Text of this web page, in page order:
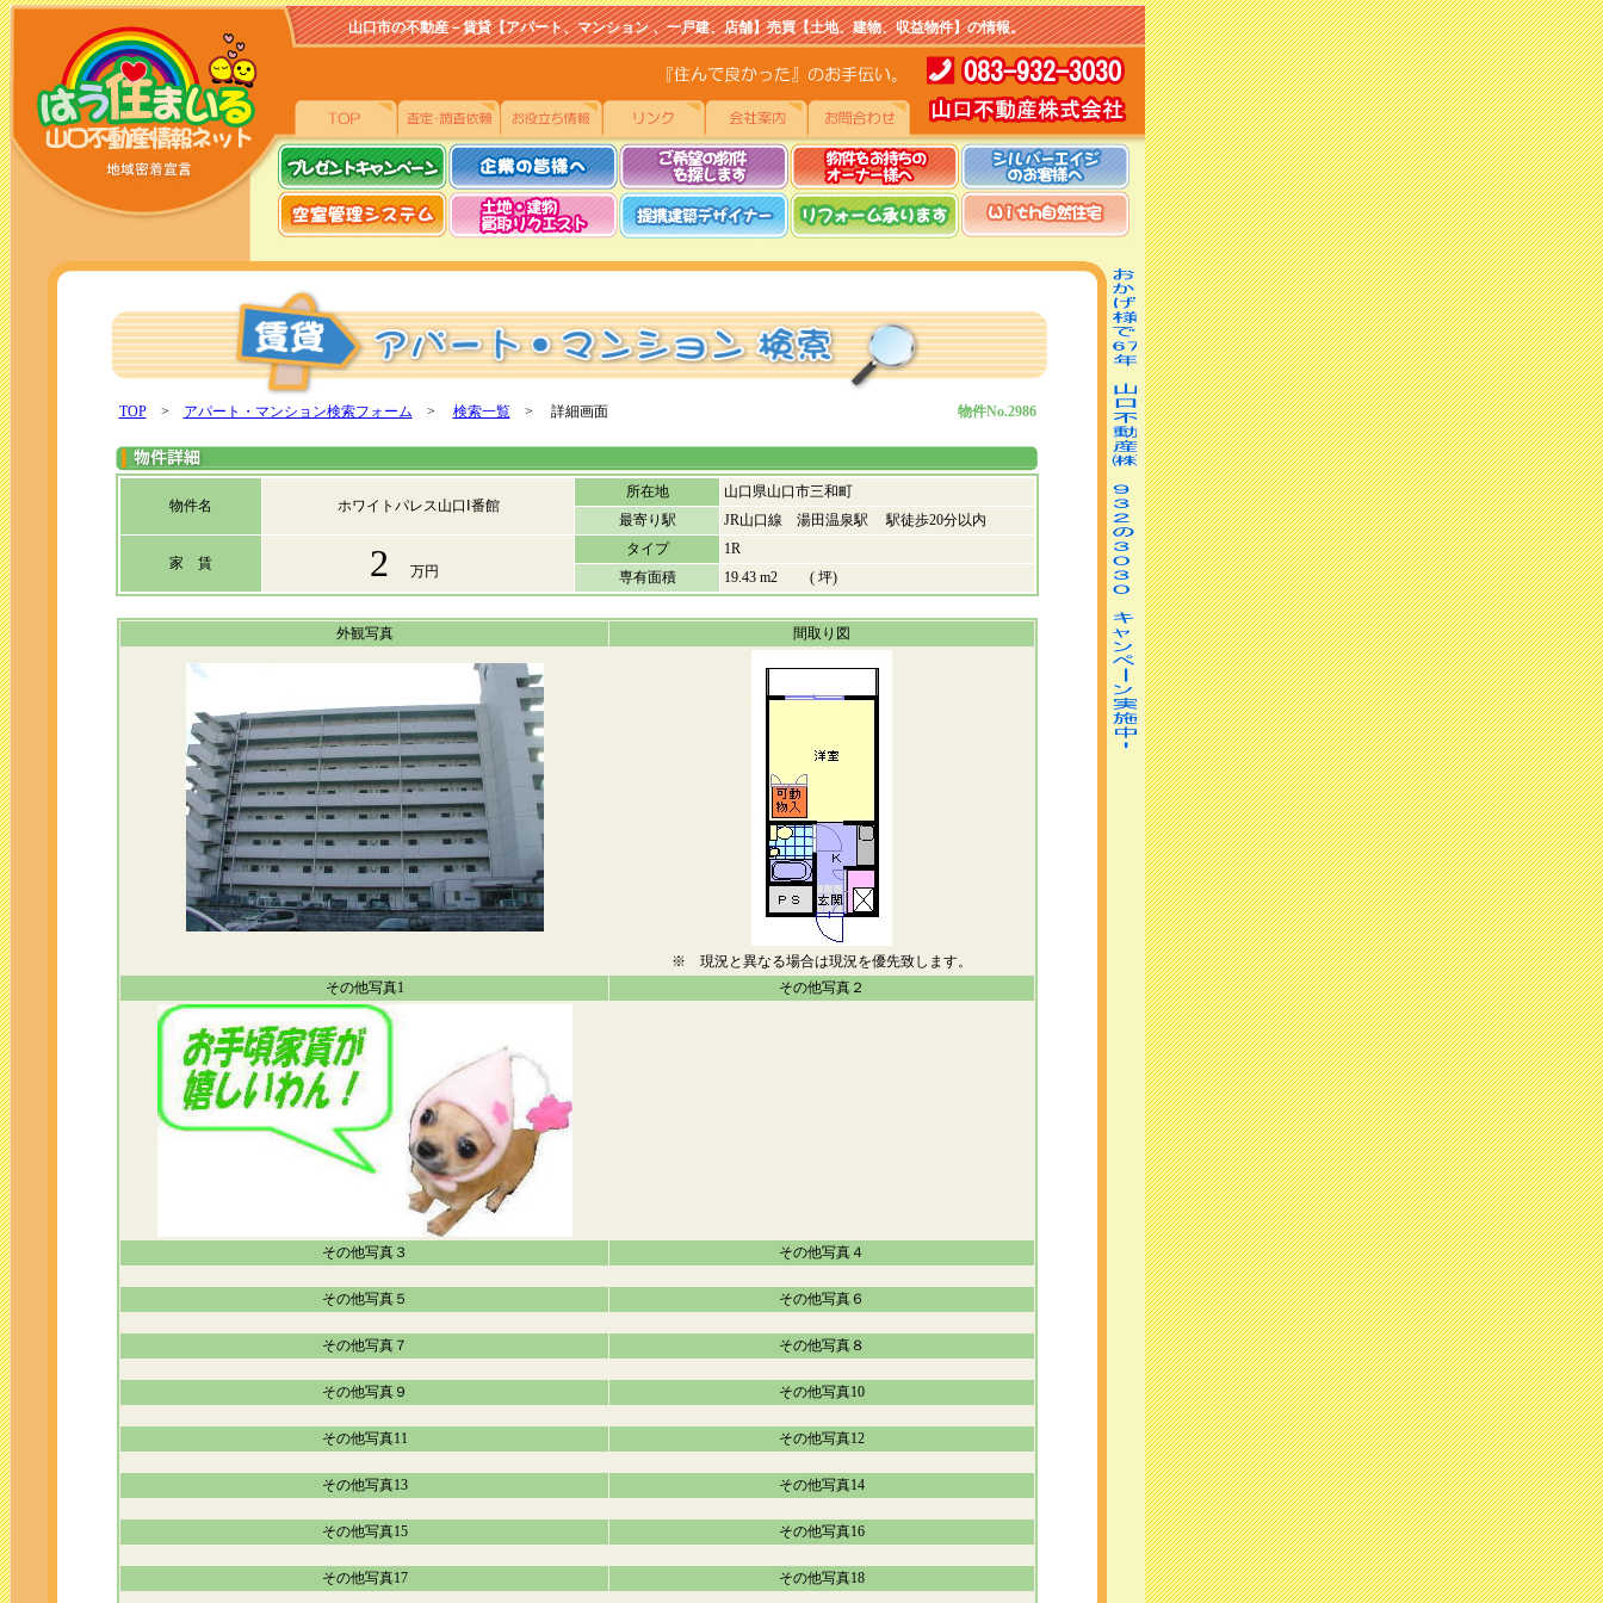
山口市の不動産－賃貸【アパート、マンション 、一戸建、店舗】売買【土地、建物、収益物件】の情報。
TOP> アパート・マンション検索フォーム > 検索一覧> 詳細画面 物件No.2986
物件名 ホワイトパレス山口Ⅰ番館
所在地
山口県山口市三和町
最寄り駅
JR山口線 湯田温泉駅 駅徒歩20分以内
家 賃 2 万円
タイプ
1R
専有面積
19.43 m2 ( 坪)
外観写真 間取り図
※ 現況と異なる場合は現況を優先致します。
その他写真1
その他写真２
その他写真３ その他写真４
その他写真５ その他写真６
その他写真７ その他写真８
その他写真９ その他写真10
その他写真11 その他写真12
その他写真13 その他写真14
その他写真15 その他写真16
その他写真17 その他写真18